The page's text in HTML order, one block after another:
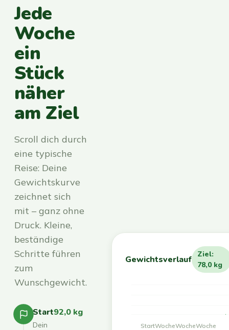
Jede
Woche
ein
Stück
näher
am Ziel
Scroll dich durch
eine typische
Reise: Deine
Gewichtskurve
zeichnet sich
mit – ganz ohne
Druck. Kleine,
beständige
Schritte führen
zum
Wunschgewicht.
Start92,0 kg
Dein
Gewichtsverlauf
Ziel:
78,0 kg
StartWocheWocheWoche